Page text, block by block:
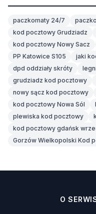
paczkomaty 24/7
kod pocztowy Grudziadz
kod pocztowy Nowy Sacz
PP Katowice S105
jaki
dpd oddziały skróty
grudziadz kod pocztowy
nowy sącz kod pocztowy
kod pocztowy Nowa Sól
plewiska kod pocztowy
kod pocztowy gdańsk
Gorzów Wielkopolski Kod
O